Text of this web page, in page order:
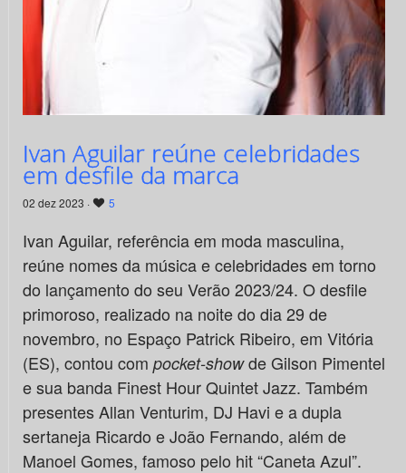
Ivan Aguilar reúne celebridades
em desfile da marca
02 dez 2023 · 5
Ivan Aguilar, referência em moda masculina,
reúne nomes da música e celebridades em torno
do lançamento do seu Verão 2023/24. O desfile
primoroso, realizado na noite do dia 29 de
novembro, no Espaço Patrick Ribeiro, em Vitória
(ES), contou com pocket-showde Gilson Pimentel
e sua banda Finest Hour Quintet Jazz. Também
presentes Allan Venturim, DJ Havi e a dupla
sertaneja Ricardo e João Fernando, além de
Manoel Gomes, famoso pelo hit “Caneta Azul”.